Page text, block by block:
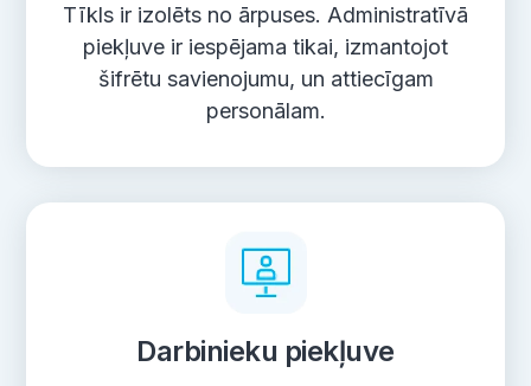
Tīkls ir izolēts no ārpuses. Administratīvā
piekļuve ir iespējama tikai, izmantojot
šifrētu savienojumu, un attiecīgam
personālam.
Darbinieku piekļuve